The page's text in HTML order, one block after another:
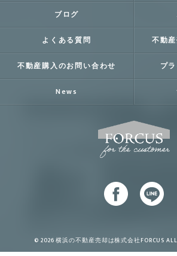
ブログ
よくある質問 不動
不動産購入のお問い合わせ プ
News
© 2026 横浜の不動産売却は株式会社FORCUS ALL